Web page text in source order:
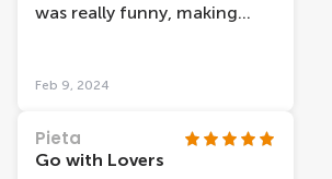
was really funny, making
Feb 9, 2024
Pieta
Go with Lovers